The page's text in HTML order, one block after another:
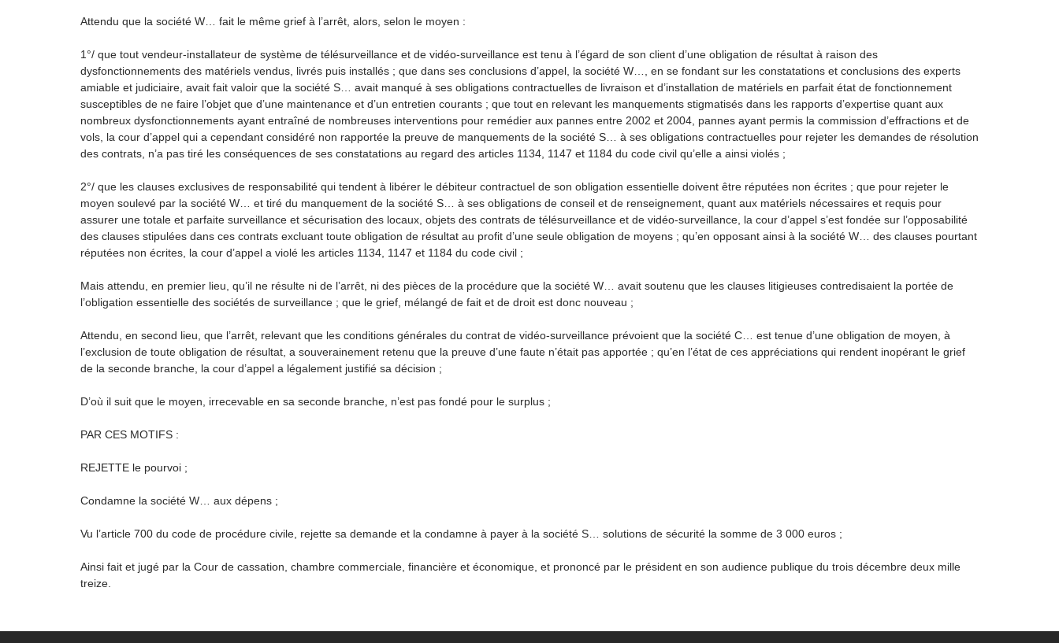
Attendu que la société W… fait le même grief à l’arrêt, alors, selon le moyen :
1°/ que tout vendeur-installateur de système de télésurveillance et de vidéo-surveillance est tenu à l’égard de son client d’une obligation de résultat à raison des
dysfonctionnements des matériels vendus, livrés puis installés ; que dans ses conclusions d’appel, la société W…, en se fondant sur les constatations et conclusions des experts
amiable et judiciaire, avait fait valoir que la société S… avait manqué à ses obligations contractuelles de livraison et d’installation de matériels en parfait état de fonctionnement
susceptibles de ne faire l’objet que d’une maintenance et d’un entretien courants ; que tout en relevant les manquements stigmatisés dans les rapports d’expertise quant aux
nombreux dysfonctionnements ayant entraîné de nombreuses interventions pour remédier aux pannes entre 2002 et 2004, pannes ayant permis la commission d’effractions et de
vols, la cour d’appel qui a cependant considéré non rapportée la preuve de manquements de la société S… à ses obligations contractuelles pour rejeter les demandes de résolution
des contrats, n’a pas tiré les conséquences de ses constatations au regard des articles 1134, 1147 et 1184 du code civil qu’elle a ainsi violés ;
2°/ que les clauses exclusives de responsabilité qui tendent à libérer le débiteur contractuel de son obligation essentielle doivent être réputées non écrites ; que pour rejeter le
moyen soulevé par la société W… et tiré du manquement de la société S… à ses obligations de conseil et de renseignement, quant aux matériels nécessaires et requis pour
assurer une totale et parfaite surveillance et sécurisation des locaux, objets des contrats de télésurveillance et de vidéo-surveillance, la cour d’appel s’est fondée sur l’opposabilité
des clauses stipulées dans ces contrats excluant toute obligation de résultat au profit d’une seule obligation de moyens ; qu’en opposant ainsi à la société W… des clauses pourtant
réputées non écrites, la cour d’appel a violé les articles 1134, 1147 et 1184 du code civil ;
Mais attendu, en premier lieu, qu’il ne résulte ni de l’arrêt, ni des pièces de la procédure que la société W… avait soutenu que les clauses litigieuses contredisaient la portée de
l’obligation essentielle des sociétés de surveillance ; que le grief, mélangé de fait et de droit est donc nouveau ;
Attendu, en second lieu, que l’arrêt, relevant que les conditions générales du contrat de vidéo-surveillance prévoient que la société C… est tenue d’une obligation de moyen, à
l’exclusion de toute obligation de résultat, a souverainement retenu que la preuve d’une faute n’était pas apportée ; qu’en l’état de ces appréciations qui rendent inopérant le grief
de la seconde branche, la cour d’appel a légalement justifié sa décision ;
D’où il suit que le moyen, irrecevable en sa seconde branche, n’est pas fondé pour le surplus ;
PAR CES MOTIFS :
REJETTE le pourvoi ;
Condamne la société W… aux dépens ;
Vu l’article 700 du code de procédure civile, rejette sa demande et la condamne à payer à la société S… solutions de sécurité la somme de 3 000 euros ;
Ainsi fait et jugé par la Cour de cassation, chambre commerciale, financière et économique, et prononcé par le président en son audience publique du trois décembre deux mille
treize.